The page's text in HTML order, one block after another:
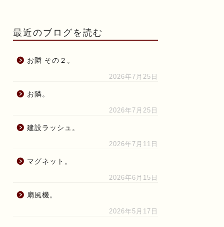
最近のブログを読む
お隣 その２。
2026年7月25日
お隣。
2026年7月25日
建設ラッシュ。
2026年7月11日
マグネット。
2026年6月15日
扇風機。
2026年5月17日